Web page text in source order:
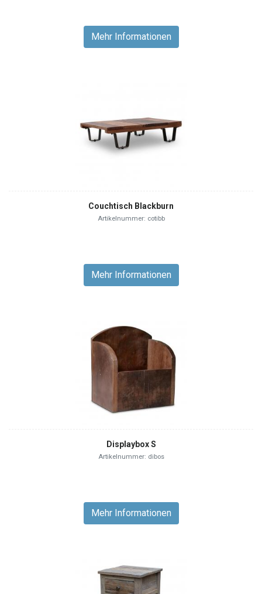
Mehr Informationen
Couchtisch Blackburn
Artikelnummer: cotibb
Mehr Informationen
Displaybox S
Artikelnummer: dibos
Mehr Informationen